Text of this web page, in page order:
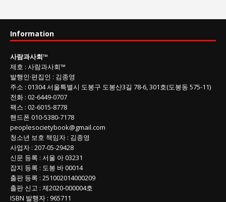
회
목
록
Information
사람과사회™
제호 : 사람과사회™
발행인·편집인 : 김종영
주소 : 01304서울특별시 도봉구 도봉산3길 78-6, 301호(도봉동 575-11)
전화 : 02-6449-0707
팩스 : 02-6015-8778
핸드폰 010-5380-7178
peoplesocietybook@gmail.com
청소년 보호 책임자 : 김종영
사업자 : 207-05-29428
신문 등록 : 서울 아 03231
잡지 등록 : 도봉 바 00014
출판 등록 : 251002014000209
출판 신고 : 제2020-000004호
ISBN 발행자 : 965711